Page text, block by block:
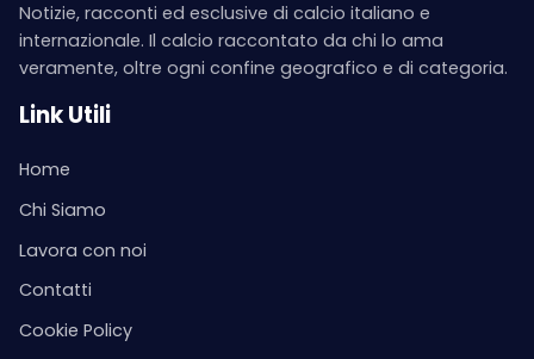
Notizie, racconti ed esclusive di calcio italiano e
internazionale. Il calcio raccontato da chi lo ama
veramente, oltre ogni confine geografico e di categoria.
Link Utili
Home
Chi Siamo
Lavora con noi
Contatti
Cookie Policy